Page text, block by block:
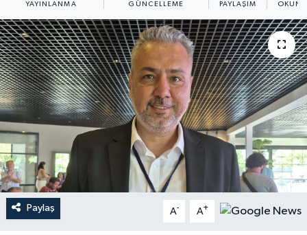
YAYINLANMA GÜNCELLEME PAYLAŞIM
Paylaş A- A+